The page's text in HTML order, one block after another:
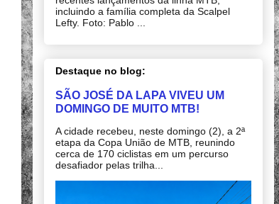
incluindo a família completa da Scalpel
Lefty. Foto: Pablo ...
Destaque no blog:
SÃO JOSÉ DA LAPA VIVEU UM
DOMINGO DE MUITO MTB!
A cidade recebeu, neste domingo (2), a 2ª
etapa da Copa União de MTB, reunindo
cerca de 170 ciclistas em um percurso
desafiador pelas trilha...